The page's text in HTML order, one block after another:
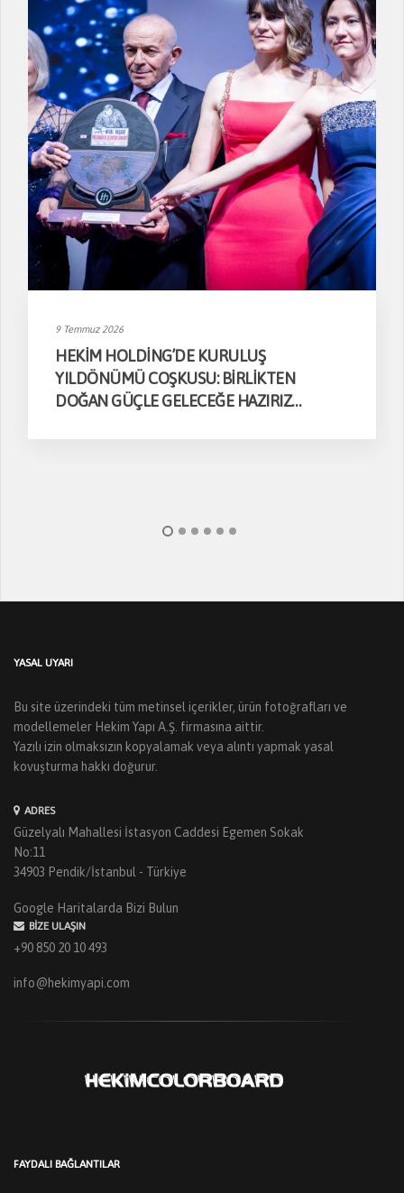
9 Temmuz 2026
HEKİM HOLDİNG’DE KURULUŞ
YILDÖNÜMÜ COŞKUSU: BİRLİKTEN
DOĞAN GÜÇLE GELECEĞE HAZIRIZ…
YASAL UYARI
Bu site üzerindeki tüm metinsel içerikler, ürün fotoğrafları ve
modellemeler Hekim Yapı A.Ş. firmasına aittir.
Yazılı izin olmaksızın kopyalamak veya alıntı yapmak yasal
kovuşturma hakkı doğurur.
ADRES
Güzelyalı Mahallesi İstasyon Caddesi Egemen Sokak
No:11
34903 Pendik/İstanbul - Türkiye
Google Haritalarda Bizi Bulun
BIZE ULAŞIN
+90 850 20 10 493
info@hekimyapi.com
FAYDALI BAĞLANTILAR